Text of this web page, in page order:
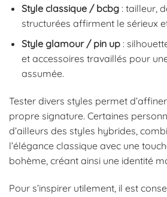
Style classique / bcbg: tailleur,
structurées affirment le sérieux
Style glamour / pin up:
et accessoires travaillés pour
assumée.
Tester divers styles permet
propre signature. Certaines
d’ailleurs des styles hybrides,
l’élégance classique avec une
bohème, créant ainsi une identité
Pour s’inspirer utilement, il est